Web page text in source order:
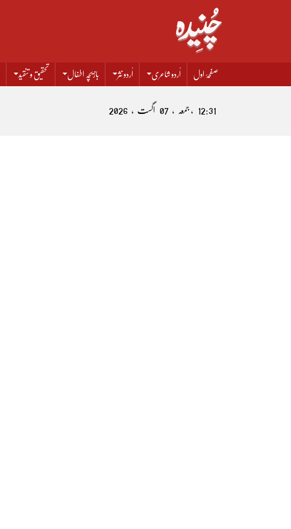
صفحۂ اول اُردو شاعری اُردو نثر بازیچہ اطفال تحقیق و تنقید
12:31 , جمعہ , 07 اگست , 2026